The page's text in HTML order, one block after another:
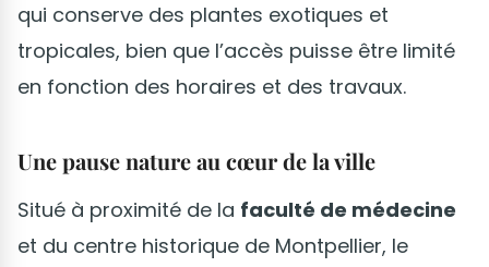
qui conserve des plantes exotiques et
tropicales, bien que l’accès puisse être limité
en fonction des horaires et des travaux.
Une pause nature au cœur de la ville
Situé à proximité de la faculté de médecine
et du centre historique de Montpellier, le